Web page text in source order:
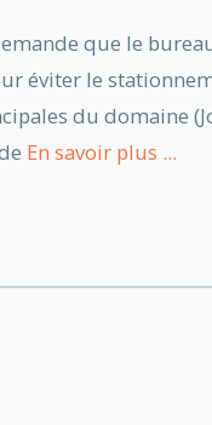
que le
éviter le
du domaine
En savoir plus ...